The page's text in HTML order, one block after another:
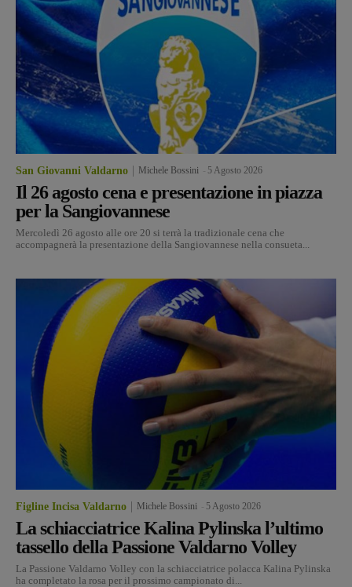
San Giovanni Valdarno Michele Bossini 5 Agosto 2026
Il 26 agosto cena e presentazione in piazza
per la Sangiovannese
Mercoledì 26 agosto alle ore 20 si terrà la tradizionale cena che
accompagnerà la presentazione della Sangiovannese nella consueta...
Figline Incisa Valdarno Michele Bossini 5 Agosto 2026
La schiacciatrice Kalina Pylinska l’ultimo
tassello della Passione Valdarno Volley
La Passione Valdarno Volley con la schiacciatrice polacca Kalina Pylinska
ha completato la rosa per il prossimo campionato di...